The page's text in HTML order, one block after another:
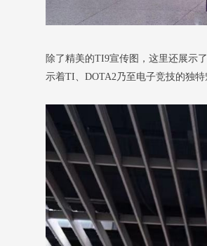
除了精美的TI9宣传图，这里还展示
示着TI、DOTA2乃至电子竞技的独